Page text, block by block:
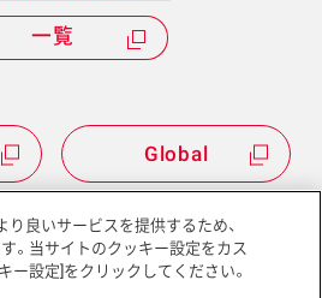
Global
一覧
プ サイトポリシー
り良いサービスを提供するため、
。当サイトのクッキー設定をカス
ー設定]をクリックしてください。